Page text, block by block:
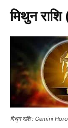
मिथुन
मिथुन राशि : Gemini